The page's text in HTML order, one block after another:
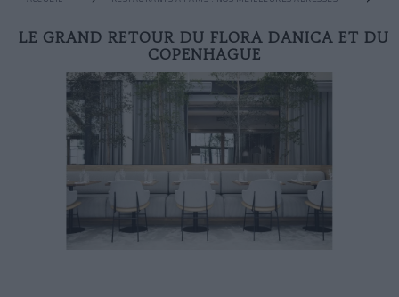
LE GRAND RETOUR DU FLORA DANICA ET DU
COPENHAGUE